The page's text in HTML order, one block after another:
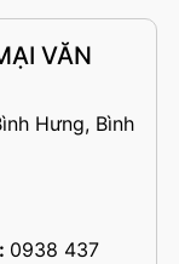
VĂN
Hưng, Bình
0938 437